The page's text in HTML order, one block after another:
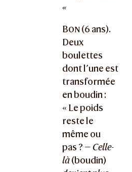
«
Bon(6 ans).
Deux
boulettes
dont l’une est
transformée
en boudin :
« Le poids
reste le
même ou
pas ? — Celle-
là(boudin)